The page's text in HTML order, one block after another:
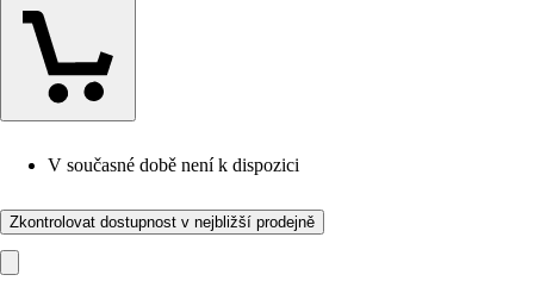
V současné době není k dispozici
Zkontrolovat dostupnost v nejbližší prodejně